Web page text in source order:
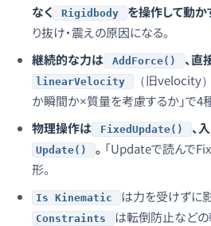
なく
Rigidbody を操作して動か
り抜け・震えの原因になる。
継続的な力は
AddForce() 、直
linearVelocity （旧velocity
か瞬間か×質量を考慮するか」で4
物理操作は
FixedUpdate() 、
Update() 。 「Updateで読んで
形。
Is Kinematic は力を受けずに
Constraints は転倒防止などの